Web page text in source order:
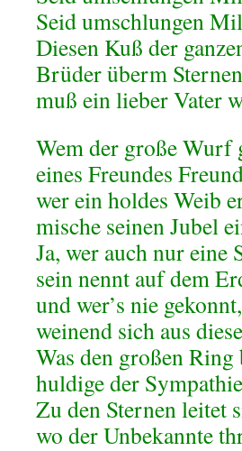
Seid umschlungen
Diesen Kuß der
Brüder überm
muß ein lieber Vater
Wem der große Wurf
eines Freundes
wer ein holdes Weib
mische seinen Jubel
Ja, wer auch nur eine
sein nennt auf dem
und wer’s nie
weinend sich aus
Was den großen Ring
huldige der
Zu den Sternen leitet
wo der Unbekannte